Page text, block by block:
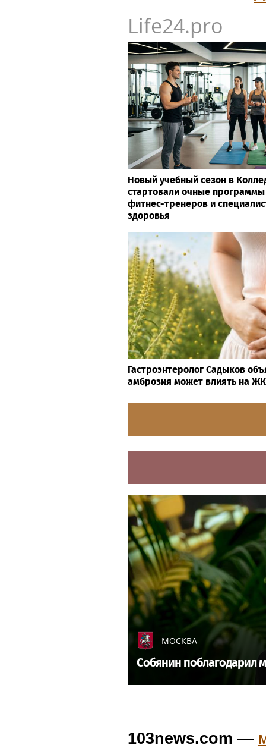
Life24.pro
Новый учебный сезон в
стартовали очные программы
фитнес-тренеров и
здоровья
Гастроэнтеролог Садыков
амброзия может влиять на
МОСКВА
Собянин поблагодарил
103news.com —